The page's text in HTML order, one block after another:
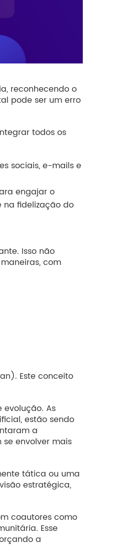
reconhecendo o
pode ser um erro
todos os
sociais, e-mails e
engajar o
fidelização do
Isso não
com
Este conceito
As
estão sendo
a
envolver mais
tática ou uma
estratégica,
coautores como
Esse
a